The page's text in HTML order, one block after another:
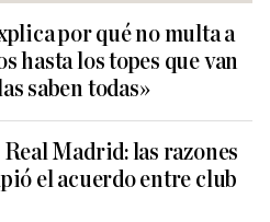
por qué no multa a
hasta los topes que van
saben todas»
Madrid: las razones
el acuerdo entre club